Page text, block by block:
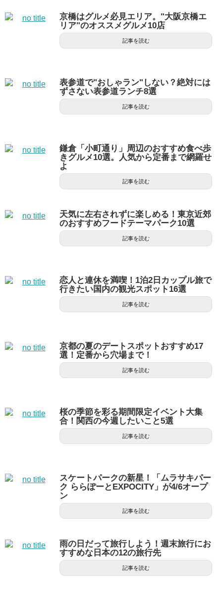
京橋はグルメ必見エリア。"大阪京橋エ
リア"のオススメグルメ10店
記事を読む
表参道で"おしゃラン"しない？絶対には
ずさない表参道ランチ8選
記事を読む
鎌倉「小町通り」周辺のおすすめ食べ歩
きグルメ10選。人気から定番まで網羅せ
よ
記事を読む
天気に左右されずに楽しめる！東京近郊
のおすすめフードテーマパーク10選
記事を読む
恋人と連休を満喫！1泊2日カップル旅で
行きたい国内の観光スポット16選
記事を読む
京都の夏のデートスポットおすすめ17
選！定番から穴場まで！
記事を読む
桜の季節を彩る期間限定イベント大集
合！関西の今週したいこと5選
記事を読む
スケートパークの新星！「ムラサキパー
ク ららぽーとEXPOCITY」が4/6オープ
ン
記事を読む
雨の日だって旅行しよう！週末旅行にお
すすめな日本の12の旅行先
記事を読む